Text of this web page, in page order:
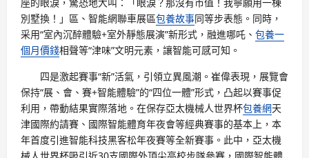
別墅換！」區、智能網聯車展區包養故事同等步表態。同時，
采用“室內沉醉體驗+室外靜態展演”新形式，融進哪吒、 包養一
個月價錢相聲等“津味”文明元素，讓智能可感可知。
四是激起賽事“新”活氣，引領立異風潮。崔偉表現，展覽會
保持“展、會、賽+智能體驗”的“四位一體”形式，凸起以賽事促
利用，帶動結果實際落地。在保存亞太機械人世界杯包養網天
津國際約請賽、國際智能體育年夜會等經典賽事的基本上，本
年首度引進智能科技黑客松年夜賽等全新賽事。此中，亞太機